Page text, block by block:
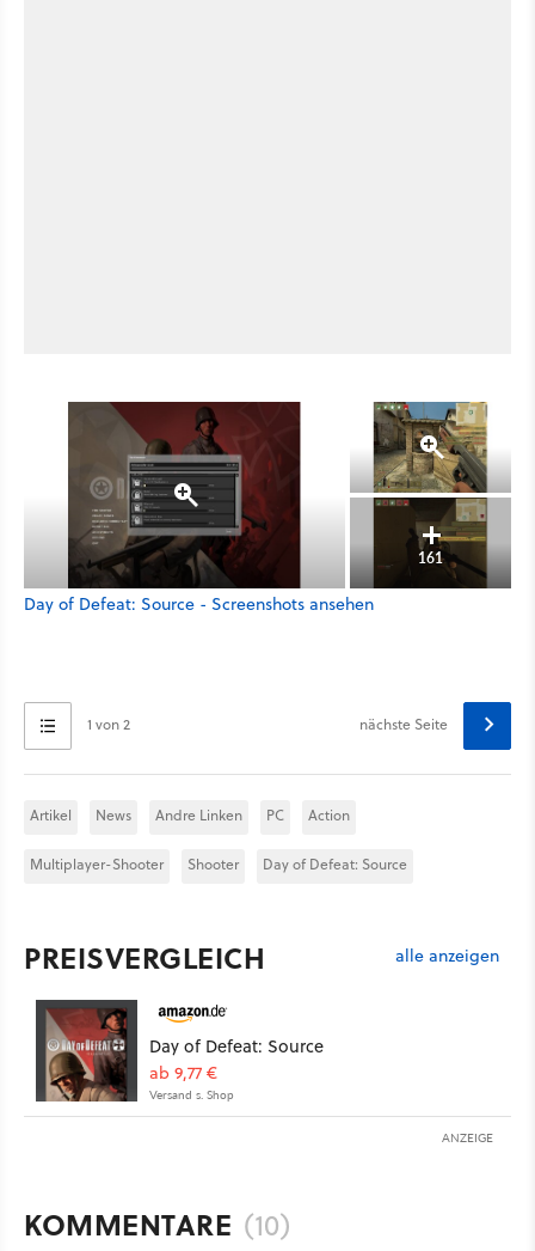
161
Day of Defeat: Source - Screenshots ansehen
1 von 2 nächste Seite
Artikel News Andre Linken PC Action
Multiplayer-Shooter Shooter Day of Defeat: Source
PREISVERGLEICH alle anzeigen
Day of Defeat: Source
ab 9,77 €
Versand s. Shop
ANZEIGE
KOMMENTARE (10)